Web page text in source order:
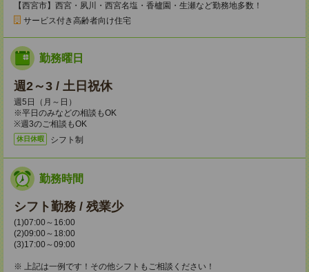
【西宮市】西宮・夙川・西宮名塩・香櫨園・生瀬など勤務地多数！
サービス付き高齢者向け住宅
勤務曜日
週2～3 / 土日祝休
週5日（月～日）
※平日のみなどの相談もOK
※週3のご相談もOK
休日休暇 シフト制
勤務時間
シフト勤務 / 残業少
(1)07:00～16:00
(2)09:00～18:00
(3)17:00～09:00
※ 上記は一例です！その他シフトもご相談ください！